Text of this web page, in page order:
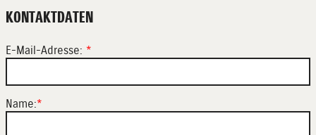
KONTAKTDATEN
E-Mail-Adresse: *
Name:*